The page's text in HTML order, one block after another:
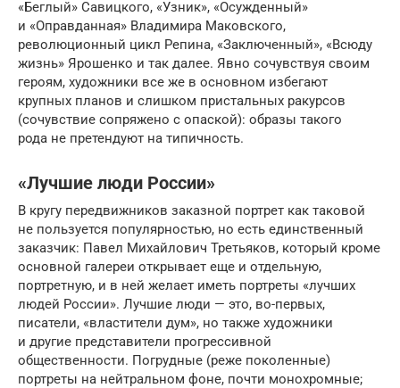
«Беглый» Савицкого, «Узник», «Осужденный»
и «Оправдан­ная» Владимира Маковского,
революционный цикл Репина, «Заключенный», «Всюду
жизнь» Ярошенко и так далее. Явно сочувствуя своим
героям, худож­ники все же в основном избегают
крупных планов и слишком пристальных ракурсов
(сочувствие сопряжено с опаской): образы такого
рода не претендуют на типичность.
«Лучшие люди России»
В кругу передвижников заказной портрет как таковой
не пользуется популяр­ностью, но есть единственный
заказчик: Павел Михайлович Третьяков, который кроме
основной галереи открывает еще и отдельную,
портретную, и в ней желает иметь портреты «лучших
людей России». Лучшие люди — это, во-первых,
писатели, «властители дум», но также художники
и другие предста­вители прогрессивной
общественности. Погрудные (реже поколенные)
портреты на нейтральном фоне, почти монохромные;